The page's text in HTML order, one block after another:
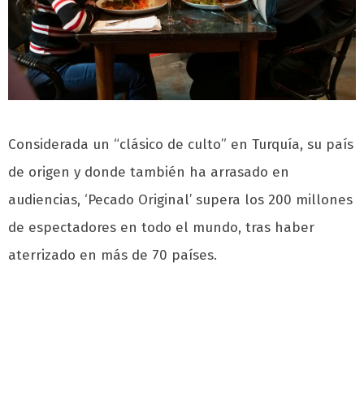
Considerada un “clásico de culto” en Turquía, su país
de origen y donde también ha arrasado en
audiencias, ‘Pecado Original’ supera los 200 millones
de espectadores en todo el mundo, tras haber
aterrizado en más de 70 países.